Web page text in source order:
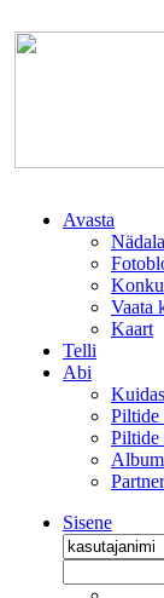
Avasta
Vaata
Kaart
Telli
Abi
Piltide
Piltide
Sisene